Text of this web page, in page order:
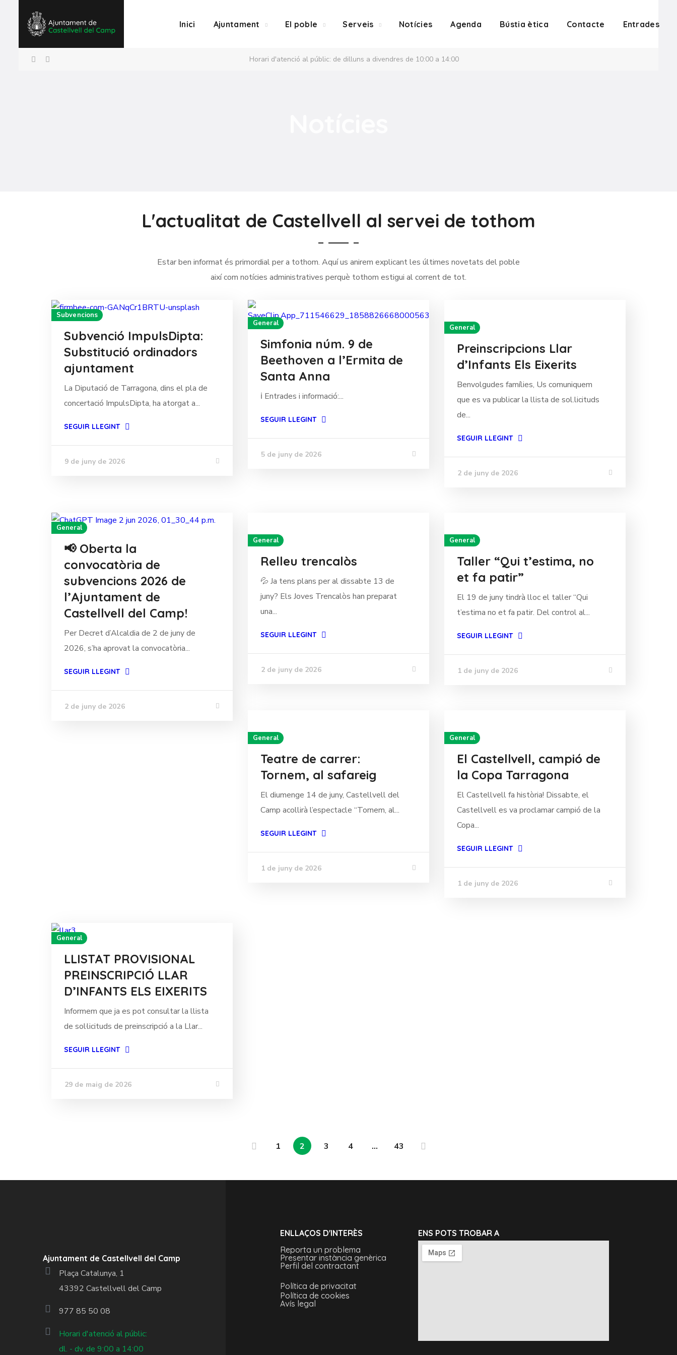
Inici Ajuntament El poble Serveis Notícies Agenda Bústia ètica Contacte Entrades
Horari d'atenció al públic: de dilluns a divendres de 10:00 a 14:00
L'actualitat de Castellvell al servei de tothom
Estar ben informat és primordial per a tothom. Aquí us anirem explicant les últimes novetats del poble
així com notícies administratives perquè tothom estigui al corrent de tot.
Subvencions
Subvenció ImpulsDipta:
Substitució ordinadors
ajuntament
La Diputació de Tarragona, dins el pla de
concertació ImpulsDipta, ha atorgat a...
SEGUIR LLEGINT
9 de juny de 2026
General
Simfonia núm. 9 de
Beethoven a l’Ermita de
Santa Anna
ℹ️ Entrades i informació:...
SEGUIR LLEGINT
5 de juny de 2026
General
Preinscripcions Llar
d’Infants Els Eixerits
Benvolgudes famílies, Us comuniquem
que es va publicar la llista de sol.licituds
de...
SEGUIR LLEGINT
2 de juny de 2026
General
📢 Oberta la
convocatòria de
subvencions 2026 de
l’Ajuntament de
Castellvell del Camp!
Per Decret d’Alcaldia de 2 de juny de
2026, s’ha aprovat la convocatòria...
SEGUIR LLEGINT
2 de juny de 2026
General
Relleu trencalòs
💦 Ja tens plans per al dissabte 13 de
juny? Els Joves Trencalòs han preparat
una...
SEGUIR LLEGINT
2 de juny de 2026
General
Taller “Qui t’estima, no
et fa patir”
El 19 de juny tindrà lloc el taller “Qui
t’estima no et fa patir. Del control al...
SEGUIR LLEGINT
1 de juny de 2026
General
Teatre de carrer:
Tornem, al safareig
El diumenge 14 de juny, Castellvell del
Camp acollirà l’espectacle “Tornem, al...
SEGUIR LLEGINT
1 de juny de 2026
General
El Castellvell, campió de
la Copa Tarragona
El Castellvell fa història! Dissabte, el
Castellvell es va proclamar campió de la
Copa...
SEGUIR LLEGINT
1 de juny de 2026
General
LLISTAT PROVISIONAL
PREINSCRIPCIÓ LLAR
D’INFANTS ELS EIXERITS
Informem que ja es pot consultar la llista
de sol·licituds de preinscripció a la Llar...
SEGUIR LLEGINT
29 de maig de 2026
1 2 3 4 … 43
Ajuntament de Castellvell del Camp
Plaça Catalunya, 1
43392 Castellvell del Camp
977 85 50 08
Horari d'atenció al públic:
dl. - dv. de 9:00 a 14:00
ENLLAÇOS D'INTERÈS
Reporta un problema
Presentar instància genèrica
Perfil del contractant
Política de privacitat
Política de cookies
Avís legal
ENS POTS TROBAR A